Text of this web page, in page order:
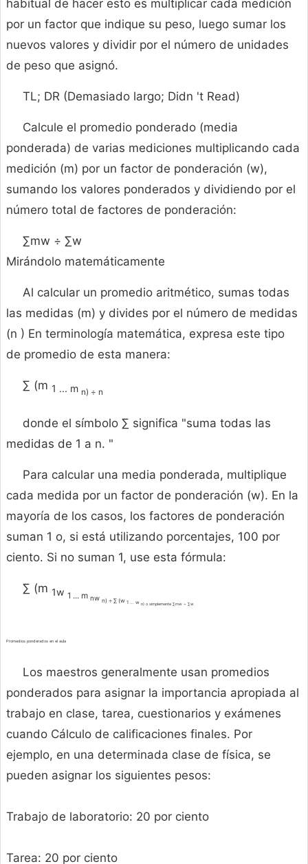
habitual de hacer esto es multiplicar cada medición
por un factor que indique su peso, luego sumar los
nuevos valores y dividir por el número de unidades
de peso que asignó.
TL; DR (Demasiado largo; Didn 't Read)
Calcule el promedio ponderado (media
ponderada) de varias mediciones multiplicando cada
medición (m) por un factor de ponderación (w),
sumando los valores ponderados y dividiendo por el
número total de factores de ponderación:
∑mw ÷ ∑w
Mirándolo matemáticamente
Al calcular un promedio aritmético, sumas todas
las medidas (m) y divides por el número de medidas
(n ) En terminología matemática, expresa este tipo
de promedio de esta manera:
∑ (m 1 ... m n) ÷ n
donde el símbolo ∑ significa "suma todas las
medidas de 1 a n. "
Para calcular una media ponderada, multiplique
cada medida por un factor de ponderación (w). En la
mayoría de los casos, los factores de ponderación
suman 1 o, si está utilizando porcentajes, 100 por
ciento. Si no suman 1, use esta fórmula:
∑ (m 1w 1 ... m nw n) ÷ ∑ (w 1 ... w n) o simplemente ∑mw ÷ ∑w
Promedios ponderados en el aula
Los maestros generalmente usan promedios
ponderados para asignar la importancia apropiada al
trabajo en clase, tarea, cuestionarios y exámenes
cuando Cálculo de calificaciones finales. Por
ejemplo, en una determinada clase de física, se
pueden asignar los siguientes pesos:
Trabajo de laboratorio: 20 por ciento
Tarea: 20 por ciento